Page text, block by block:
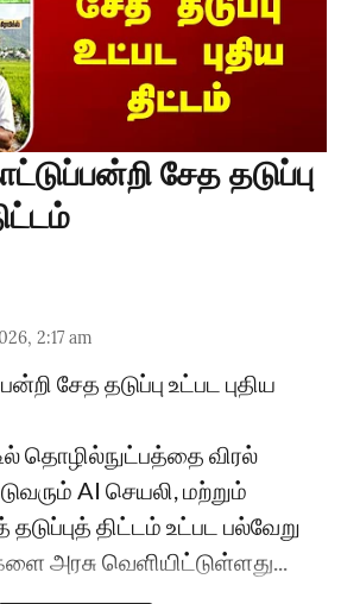
சேத தடுப்பு
2:17 am
சேத தடுப்பு உட்பட புதிய
தொழில்நுட்பத்தை விரல்
AI செயலி, மற்றும்
திட்டம் உட்பட பல்வேறு
அரசு வெளியிட்டுள்ளது...